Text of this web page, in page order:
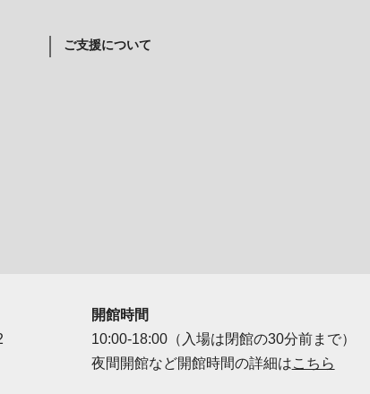
ご支援について
開館時間
10:00-18:00（入場は閉館の30分前まで）
夜間開館など開館時間の詳細はこちら